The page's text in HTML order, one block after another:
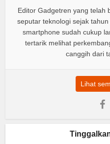
Editor Gadgetren yang telah
seputar teknologi sejak
smartphone sudah cukup
tertarik melihat
canggih dari
Lihat